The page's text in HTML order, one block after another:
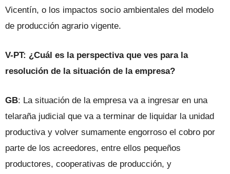
Vicentín, o los impactos socio ambientales del modelo
de producción agrario vigente.
V-PT: ¿Cuál es la perspectiva que ves para la
resolución de la situación de la empresa?
GB: La situación de la empresa va a ingresar en una
telaraña judicial que va a terminar de liquidar la unidad
productiva y volver sumamente engorroso el cobro por
parte de los acreedores, entre ellos pequeños
productores, cooperativas de producción, y